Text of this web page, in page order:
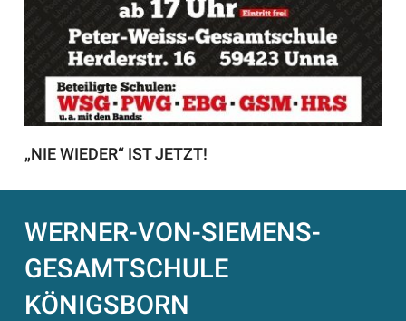
„NIE WIEDER“ IST JETZT!
WERNER-VON-SIEMENS-
GESAMTSCHULE
KÖNIGSBORN